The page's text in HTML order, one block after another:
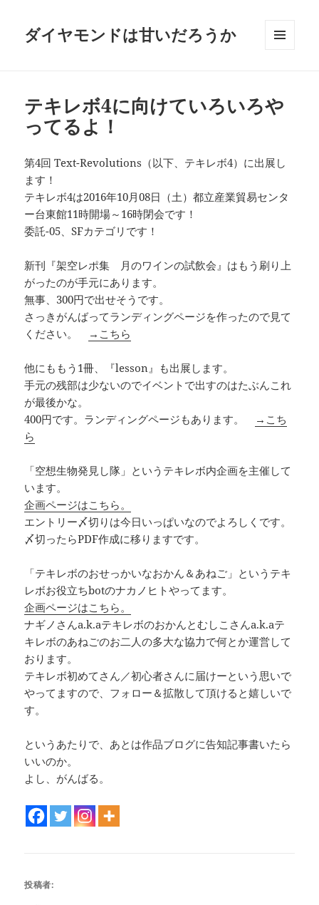
ダイヤモンドは甘いだろうか
テキレボ4に向けていろいろや
ってるよ！
第4回 Text-Revolutions（以下、テキレボ4）に出展し
ます！
テキレボ4は2016年10月08日（土）都立産業貿易センタ
ー台東館11時開場～16時閉会です！
委託-05、SFカテゴリです！
新刊『架空レポ集 月のワインの試飲会』はもう刷り上
がったのが手元にあります。
無事、300円で出せそうです。
さっきがんばってランディングページを作ったので見て
ください。
→こちら
他にももう1冊、『lesson』も出展します。
手元の残部は少ないのでイベントで出すのはたぶんこれ
が最後かな。
400円です。ランディングページもあります。
→こち
ら
「空想生物発見し隊」というテキレボ内企画を主催して
います。
企画ページはこちら。
エントリー〆切りは今日いっぱいなのでよろしくです。
〆切ったらPDF作成に移りますです。
「テキレボのおせっかいなおかん＆あねご」というテキ
レボお役立ちbotのナカノヒトやってます。
企画ページはこちら。
ナギノさんa.k.aテキレボのおかんとむしこさんa.k.aテ
キレボのあねごのお二人の多大な協力で何とか運営して
おります。
テキレボ初めてさん／初心者さんに届けーという思いで
やってますので、フォロー＆拡散して頂けると嬉しいで
す。
というあたりで、あとは作品ブログに告知記事書いたら
いいのか。
よし、がんばる。
投稿者: